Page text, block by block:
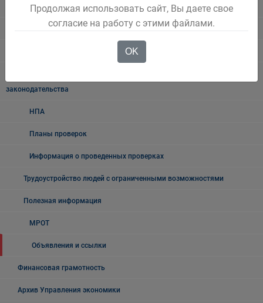
Мероприятия по снижению уровня неформальной занятости
Возможности социального контракта
законодательства
НПА
Планы проверок
Информация о проведенных проверках
Трудоустройство людей с ограниченными возможностями
Полезная информация
МРОТ
Объявления и ссылки
Финансовая грамотность
Архив Управления экономики
Продолжая использовать сайт, Вы даете свое
согласие на работу с этими файлами.
OK